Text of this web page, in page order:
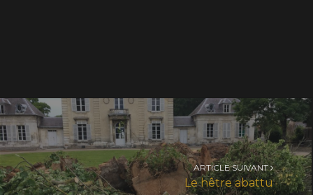
ARTICLE SUIVANT
Le hêtre abattu